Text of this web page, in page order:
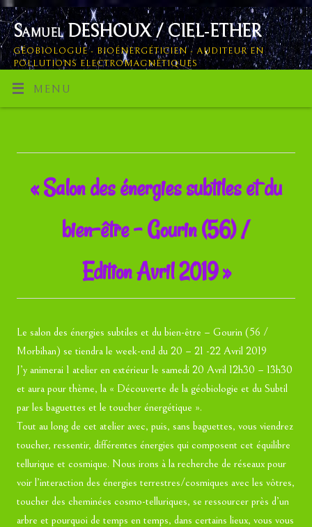
Samuel DESHOUX / CIEL-ETHER
GÉOBIOLOGUE - BIOÉNERGÉTICIEN - AUDITEUR EN
POLLUTIONS ELECTROMAGNÉTIQUES
MENU
« Salon des énergies subtiles et du
bien-être – Gourin (56) /
Edition Avril 2019 »
Le salon des énergies subtiles et du bien-être – Gourin (56 /
Morbihan) se tiendra le week-end du 20 – 21 -22 Avril 2019
J’y animerai 1 atelier en extérieur le samedi 20 Avril 12h30 – 13h30
et aura pour thème, la « Découverte de la géobiologie et du Subtil
par les baguettes et le toucher énergétique ».
Tout au long de cet atelier avec, puis, sans baguettes, vous viendrez
toucher, ressentir, différentes énergies qui composent cet équilibre
tellurique et cosmique. Nous irons à la recherche de réseaux pour
voir l’interaction des énergies terrestres/cosmiques avec les vôtres,
toucher des cheminées cosmo-telluriques, se ressourcer près d’un
arbre et pourquoi de temps en temps, dans certains lieux, vous vous